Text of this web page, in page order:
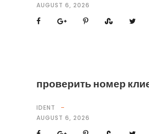
AUGUST 6, 2026
проверить номер
IDENT
AUGUST 6, 2026